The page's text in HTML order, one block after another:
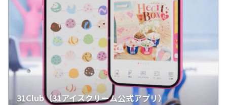
31Club（31アイスクリーム公式アプリ）